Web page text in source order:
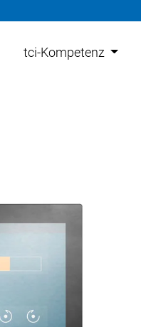
tci-Kompetenz